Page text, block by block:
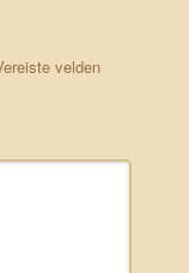
velden